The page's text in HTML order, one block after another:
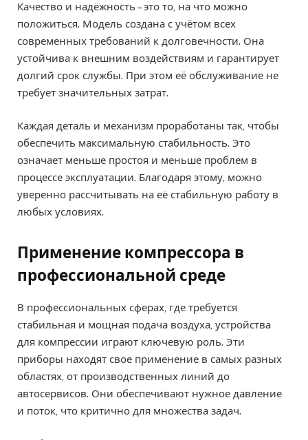
Качество и надёжность – это то, на что можно
положиться. Модель создана с учётом всех
современных требований к долговечности. Она
устойчива к внешним воздействиям и гарантирует
долгий срок службы. При этом её обслуживание не
требует значительных затрат.
Каждая деталь и механизм проработаны так, чтобы
обеспечить максимальную стабильность. Это
означает меньше простоя и меньше проблем в
процессе эксплуатации. Благодаря этому, можно
уверенно рассчитывать на её стабильную работу в
любых условиях.
Применение компрессора в
профессиональной среде
В профессиональных сферах, где требуется
стабильная и мощная подача воздуха, устройства
для компрессии играют ключевую роль. Эти
приборы находят свое применение в самых разных
областях, от производственных линий до
автосервисов. Они обеспечивают нужное давление
и поток, что критично для множества задач.